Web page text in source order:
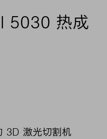
5030 热成
3D 激光切割机